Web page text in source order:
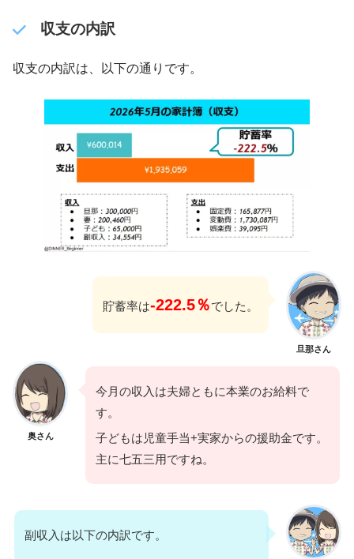
収支の内訳
収支の内訳は、以下の通りです。
旦那さん
貯蓄率は-222.5％でした。
奥さん
今月の収入は夫婦ともに本業のお給料で
す。
子どもは児童手当+実家からの援助金です。
主に七五三用ですね。
副収入は以下の内訳です。